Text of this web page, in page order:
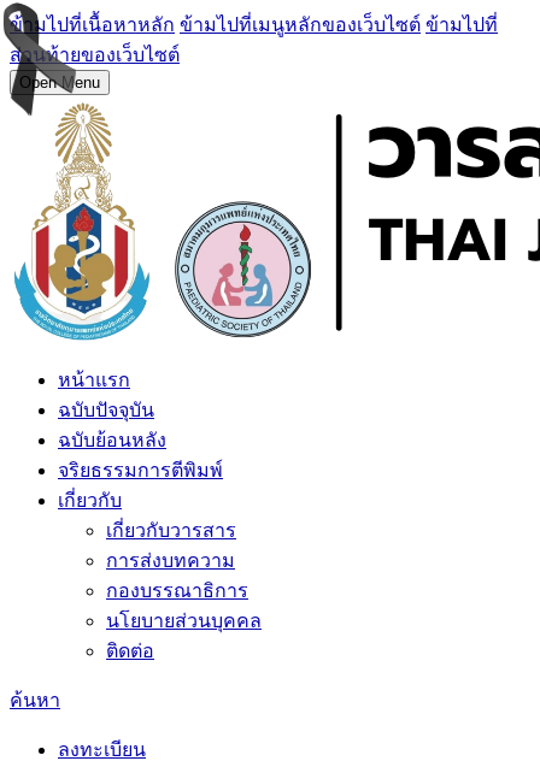
ข้ามไปที่เนื้อหาหลัก ข้ามไปที่เมนูหลักของเว็บไซต์ ข้ามไปที่
ส่วนท้ายของเว็บไซต์
Open Menu
หน้าแรก
ฉบับปัจจุบัน
ฉบับย้อนหลัง
จริยธรรมการตีพิมพ์
เกี่ยวกับ
เกี่ยวกับวารสาร
การส่งบทความ
กองบรรณาธิการ
นโยบายส่วนบุคคล
ติดต่อ
ค้นหา
ลงทะเบียน